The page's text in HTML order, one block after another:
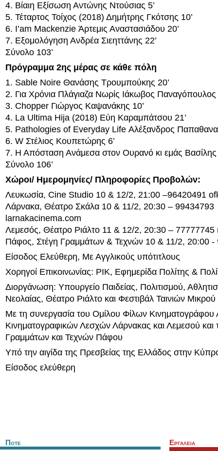
4. Βίαιη Εξίσωση Αντώνης Ντούσιας 5’
5. Τέταρτος Τοίχος (2018) Δημήτρης Γκότσης 10’
6. I’am Mackenzie Άρτεμις Αναστασιάδου 20’
7. Εξομολόγηση Ανδρέα Σιεηττάνης 22’
Σύνολο 103’
Πρόγραμμα 2ης μέρας σε κάθε πόλη
1. Sable Noire Θανάσης Τρουμπούκης 20’
2. Για Χρόνια Πλάγιαζα Νωρίς Ιάκωβος Παναγόπουλος
3. Chopper Γιώργος Καψανάκης 10’
4. La Ultima Hija (2018) Εύη Καραμπάτσου 21’
5. Pathologies of Everyday Life Αλέξανδρος
6. W Στέλιος Κουπετώρης 6’
7. Η Απόσταση Ανάμεσα στον Ουρανό κι εμάς Βασίλης
Σύνολο 106’
Χώροι/ Ημερομηνίες/ Πληροφορίες Προβολών:
Λευκωσία, Cine Studio 10 & 12/2, 21:00 –96420491
Λάρνακα, Θέατρο Σκάλα 10 & 11/2, 20:30 – 99434793
larnakacinema.com
Λεμεσός, Θέατρο Ριάλτο 11 & 12/2, 20:30 –
Πάφος, Στέγη Γραμμάτων & Τεχνών 10 & 11/2, 20:00 -
Είσοδος Ελεύθερη, Με Αγγλικούς υπότιτλους
Χορηγοί Επικοινωνίας: ΡΙΚ, Εφημερίδα Πολίτης &
Διοργάνωση: Υπουργείο Παιδείας, Πολιτισμού,
Νεολαίας, Θέατρο Ριάλτο και Φεστιβάλ Ταινιών
Με τη συνεργασία του Ομίλου Φίλων
Κινηματογραφικών Λεσχών Λάρνακας και Λεμεσού και
Γραμμάτων και Τεχνών Πάφου
Υπό την αιγίδα της Πρεσβείας της Ελλάδος στην
Είσοδος ελεύθερη
Ποτε Εργαλεια